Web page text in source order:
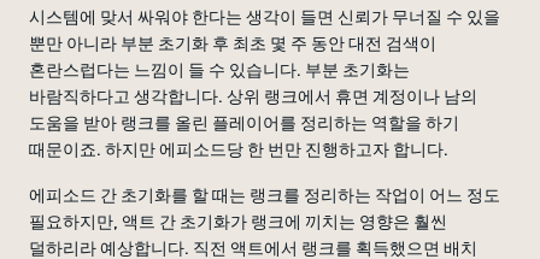
시스템에 맞서 싸워야 한다는 생각이 들면 신뢰가 무너질 수 있을
뿐만 아니라 부분 초기화 후 최초 몇 주 동안 대전 검색이
혼란스럽다는 느낌이 들 수 있습니다. 부분 초기화는
바람직하다고 생각합니다. 상위 랭크에서 휴면 계정이나 남의
도움을 받아 랭크를 올린 플레이어를 정리하는 역할을 하기
때문이죠. 하지만 에피소드당 한 번만 진행하고자 합니다.
에피소드 간 초기화를 할 때는 랭크를 정리하는 작업이 어느 정도
필요하지만, 액트 간 초기화가 랭크에 끼치는 영향은 훨씬
덜하리라 예상합니다. 직전 액트에서 랭크를 획득했으면 배치